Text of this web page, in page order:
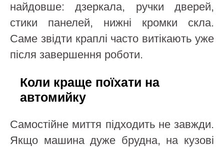
найдовше: дзеркала, ручки дверей,
стики панелей, нижні кромки скла.
Саме звідти краплі часто витікають уже
після завершення роботи.
Коли краще поїхати на
автомийку
Самостійне миття підходить не завжди.
Якщо машина дуже брудна, на кузові